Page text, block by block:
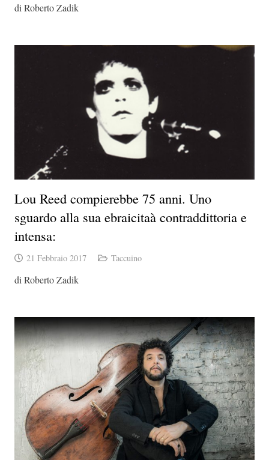
di Roberto Zadik
Lou Reed compierebbe 75 anni. Uno
sguardo alla sua ebraicitaà contraddittoria e
intensa:
21 Febbraio 2017 Taccuino
di Roberto Zadik